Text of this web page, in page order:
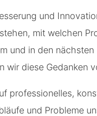
und
mit welchen
und in den
wir diese Gedanken
professionelles,
und Probleme